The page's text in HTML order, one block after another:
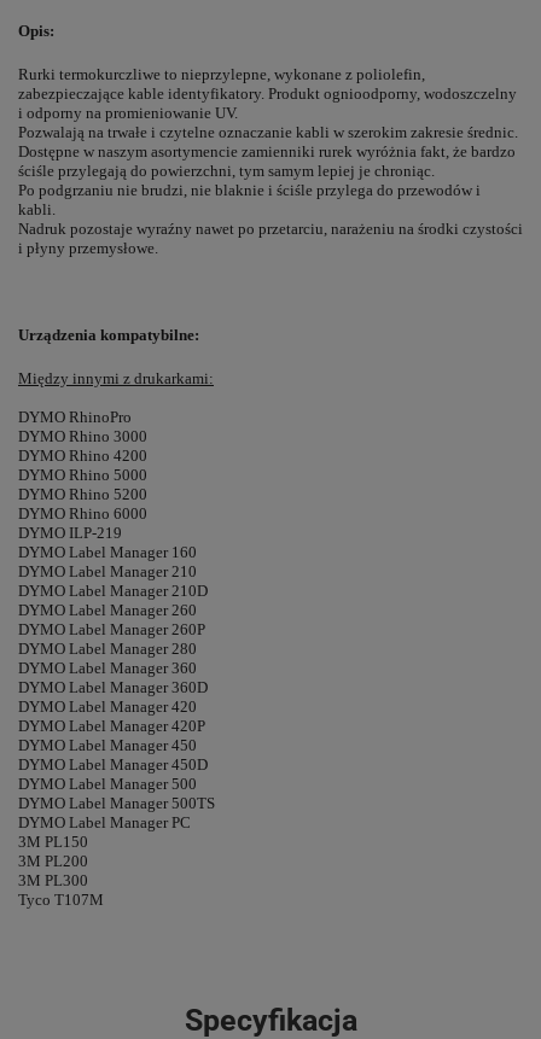
Opis:
Rurki termokurczliwe to nieprzylepne, wykonane z poliolefin,
zabezpieczające kable identyfikatory. Produkt ognioodporny, wodoszczelny
i odporny na promieniowanie UV.
Pozwalają na trwałe i czytelne oznaczanie kabli w szerokim zakresie średnic.
Dostępne w naszym asortymencie zamienniki rurek wyróżnia fakt, że bardzo
ściśle przylegają do powierzchni, tym samym lepiej je chroniąc.
Po podgrzaniu nie brudzi, nie blaknie i ściśle przylega do przewodów i
kabli.
Nadruk pozostaje wyraźny nawet po przetarciu, narażeniu na środki czystości
i płyny przemysłowe.
Urządzenia kompatybilne:
Między innymi z drukarkami:
DYMO RhinoPro
DYMO Rhino 3000
DYMO Rhino 4200
DYMO Rhino 5000
DYMO Rhino 5200
DYMO Rhino 6000
DYMO ILP-219
DYMO Label Manager 160
DYMO Label Manager 210
DYMO Label Manager 210D
DYMO Label Manager 260
DYMO Label Manager 260P
DYMO Label Manager 280
DYMO Label Manager 360
DYMO Label Manager 360D
DYMO Label Manager 420
DYMO Label Manager 420P
DYMO Label Manager 450
DYMO Label Manager 450D
DYMO Label Manager 500
DYMO Label Manager 500TS
DYMO Label Manager PC
3M PL150
3M PL200
3M PL300
Tyco T107M
Specyfikacja